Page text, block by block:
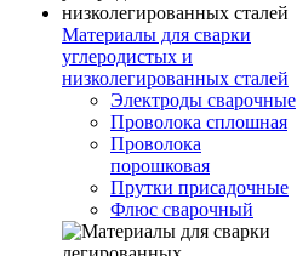
Материалы для сварки
углеродистых и
низколегированных сталей
Электроды сварочные
Проволока сплошная
Проволока
порошковая
Прутки присадочные
Флюс сварочный